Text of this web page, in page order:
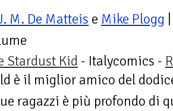
M. De Matteis e Mike Plogg
Stardust Kid - Italycomics -
è il miglior amico del
ragazzi è più profondo di